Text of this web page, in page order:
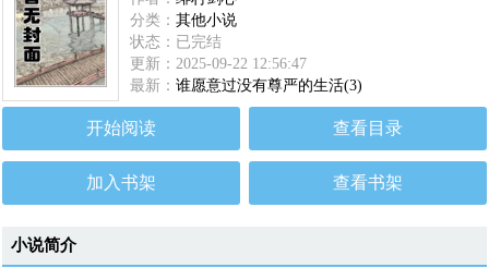
分类：其他小说
状态：已完结
更新：2025-09-22 12:56:47
最新：谁愿意过没有尊严的生活(3)
开始阅读 查看目录
加入书架 查看书架
小说简介